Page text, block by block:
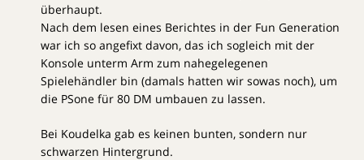
überhaupt.
Nach dem lesen eines Berichtes in der Fun Generation
war ich so angefixt davon, das ich sogleich mit der
Konsole unterm Arm zum nahegelegenen
Spielehändler bin (damals hatten wir sowas noch), um
die PSone für 80 DM umbauen zu lassen.
Bei Koudelka gab es keinen bunten, sondern nur
schwarzen Hintergrund.